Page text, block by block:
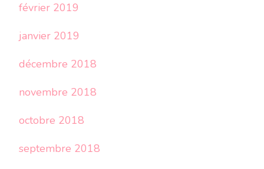
février 2019
janvier 2019
décembre 2018
novembre 2018
octobre 2018
septembre 2018